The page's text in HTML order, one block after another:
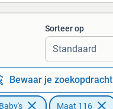
Alle afstanden…
Sorteer op
Bewaar je zoekopdracht
Maat 116